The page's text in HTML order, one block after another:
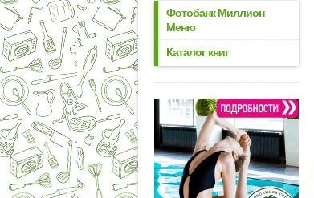
Фотобанк Миллион
Меню
Каталог книг